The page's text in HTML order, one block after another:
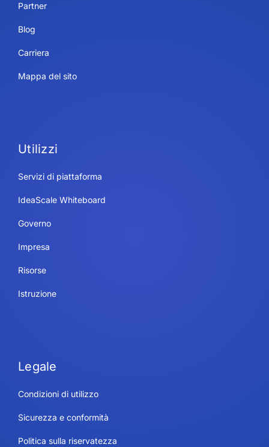
Partner
Blog
Carriera
Mappa del sito
Utilizzi
Servizi di piattaforma
IdeaScale Whiteboard
Governo
Impresa
Risorse
Istruzione
Legale
Condizioni di utilizzo
Sicurezza e conformità
Politica sulla riservatezza